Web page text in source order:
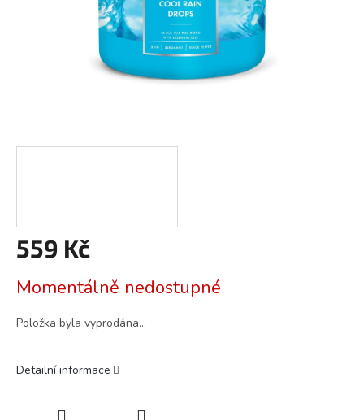
559 Kč
cena:
Momentálně nedostupné
Položka byla vyprodána…
Detailní informace